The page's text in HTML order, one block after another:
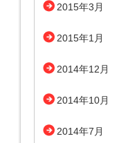
2015年3月
2015年1月
2014年12月
2014年10月
2014年7月